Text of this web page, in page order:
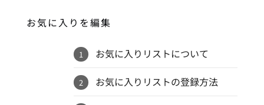
お気に入りを編集
お気に入りリストについて
お気に入りリストの登録方法